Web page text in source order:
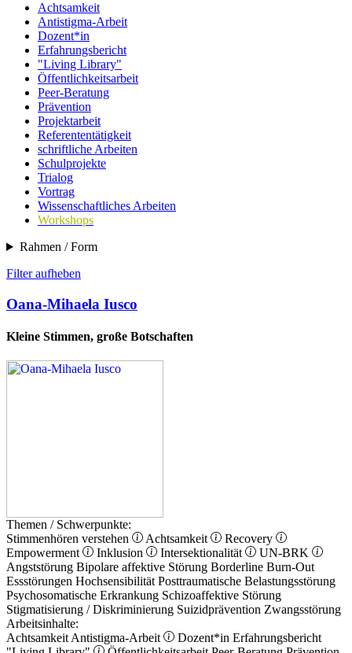
Achtsamkeit
Antistigma-Arbeit
Dozent*in
Erfahrungsbericht
"Living Library"
Öffentlichkeitsarbeit
Peer-Beratung
Prävention
Projektarbeit
Referententätigkeit
schriftliche Arbeiten
Schulprojekte
Trialog
Vortrag
Wissenschaftliches Arbeiten
Workshops
Rahmen / Form
Filter aufheben
Oana-Mihaela Iusco
Kleine Stimmen, große Botschaften
Themen / Schwerpunkte:
Stimmenhören verstehen
Achtsamkeit
Recovery
Empowerment
Inklusion Intersektionalität
UN-BRK
Angststörung Bipolare affektive Störung Borderline Burn-Out
Essstörungen Hochsensibilität Posttraumatische Belastungsstörung
Psychosomatische Erkrankung Schizoaffektive Störung
Stigmatisierung / Diskriminierung Suizidprävention Zwangsstörung
Arbeitsinhalte:
Achtsamkeit Antistigma-Arbeit Dozent*in Erfahrungsbericht